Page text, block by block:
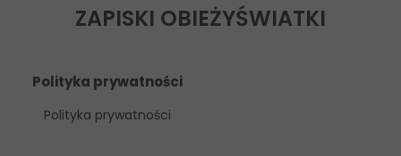
ZAPISKI OBIEŻYŚWIATKI
Polityka prywatności
Polityka prywatności